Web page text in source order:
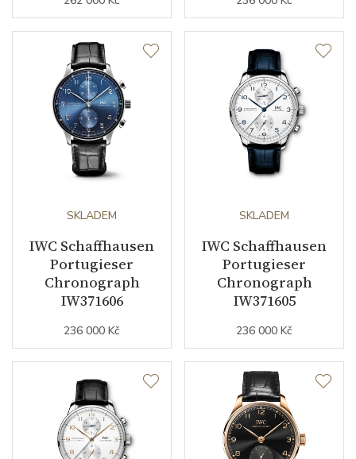
SKLADEM
IWC Schaffhausen
Portugieser
Chronograph
IW371606
236 000 Kč
SKLADEM
IWC Schaffhausen
Portugieser
Chronograph
IW371605
236 000 Kč